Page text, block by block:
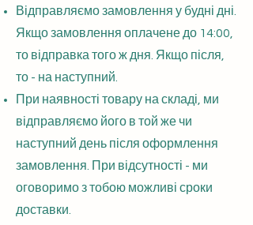
Відправляємо замовлення у будні дні.
Якщо замовлення оплачене до 14:00,
то відправка того ж дня. Якщо після,
то - на наступний.
При наявності товару на складі, ми
відправляємо його в той же чи
наступний день після оформлення
замовлення. При відсутності - ми
оговоримо з тобою можливі сроки
доставки.